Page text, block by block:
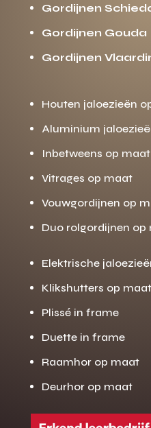
Gordijnen
Gordijnen Gouda
Gordijnen
Houten jaloezieën
Aluminium
Inbetweens op maat
Vitrages op maat
Vouwgordijnen op
Duo rolgordijnen op
Elektrische
Klikshutters op maat
Plissé in frame
Duette in frame
Raamhor op maat
Deurhor op maat